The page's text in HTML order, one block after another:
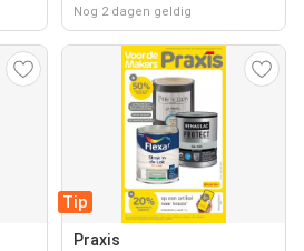
Nog 2 dagen geldig
Tip
Praxis